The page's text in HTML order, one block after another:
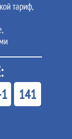
тариф,
141